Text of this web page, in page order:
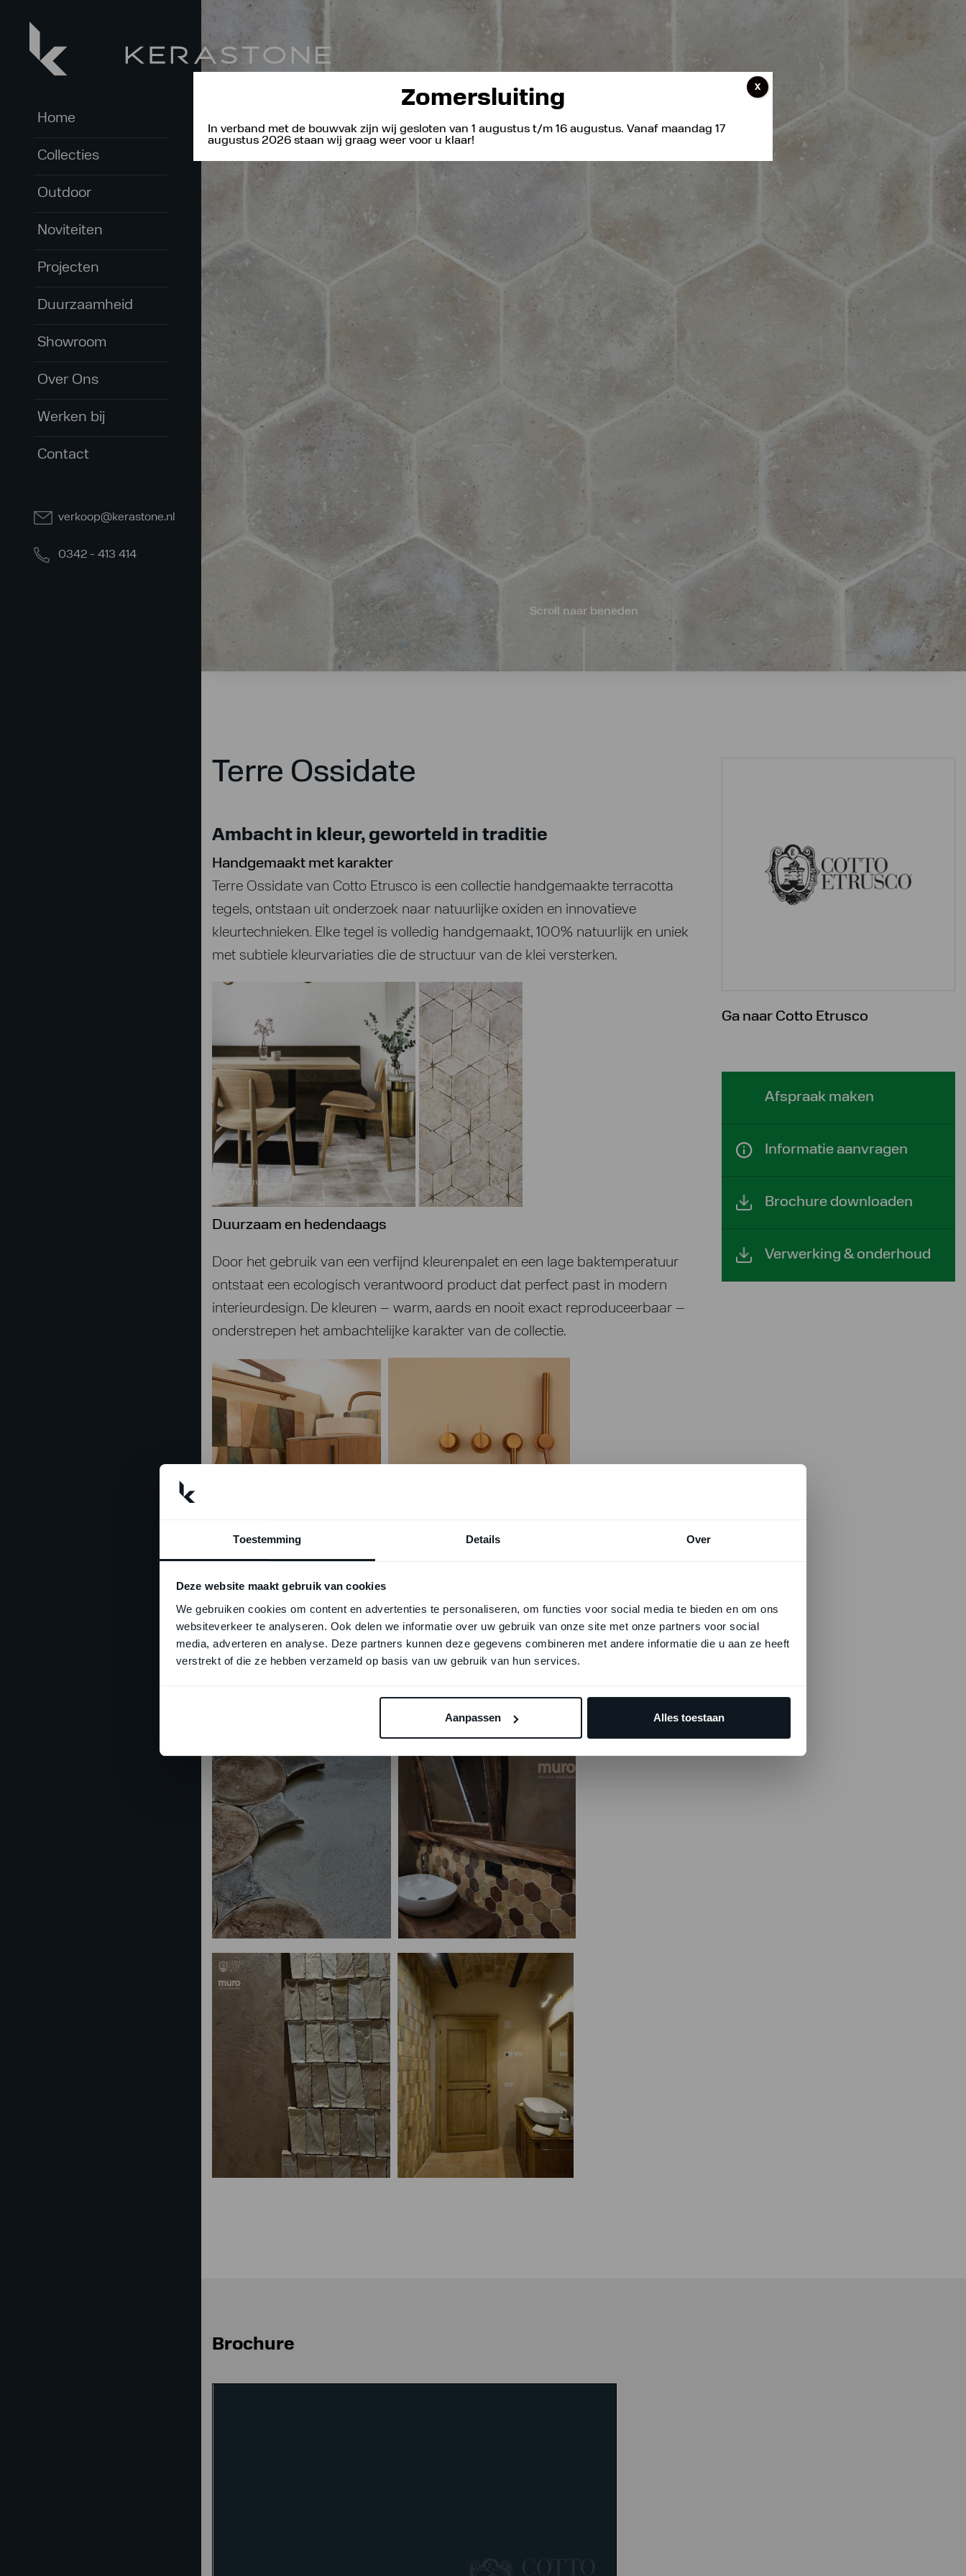
Toestemming Details Over
Deze website maakt gebruik van cookies
We gebruiken cookies om content en advertenties te personaliseren, om functies voor social media te bieden en om ons
websiteverkeer te analyseren. Ook delen we informatie over uw gebruik van onze site met onze partners voor social
media, adverteren en analyse. Deze partners kunnen deze gegevens combineren met andere informatie die u aan ze heeft
verstrekt of die ze hebben verzameld op basis van uw gebruik van hun services.
Aanpassen Alles toestaan
Home
Collecties
Outdoor
Noviteiten
Projecten
Duurzaamheid
Showroom
Over Ons
Werken bij
Contact
verkoop@kerastone.nl
0342 - 413 414
Scroll naar beneden
Terre Ossidate
Ambacht in kleur, geworteld in traditie
Handgemaakt met karakter
Terre Ossidate van Cotto Etrusco is een collectie handgemaakte terracotta
tegels, ontstaan uit onderzoek naar natuurlijke oxiden en innovatieve
kleurtechnieken. Elke tegel is volledig handgemaakt, 100% natuurlijk en uniek
met subtiele kleurvariaties die de structuur van de klei versterken.
Duurzaam en hedendaags
Door het gebruik van een verfijnd kleurenpalet en een lage baktemperatuur
ontstaat een ecologisch verantwoord product dat perfect past in modern
interieurdesign. De kleuren – warm, aards en nooit exact reproduceerbaar –
onderstrepen het ambachtelijke karakter van de collectie.
Cotto Etrusco verbindt eeuwenoude keramiektradities met hedendaagse
vormgeving. Door vergeten technieken opnieuw tot leven te brengen, ontstaan
Brochure
Ga naar Cotto Etrusco
Afspraak maken
Informatie aanvragen
Brochure downloaden
Verwerking & onderhoud
Zomersluiting
In verband met de bouwvak zijn wij gesloten van 1 augustus t/m 16 augustus. Vanaf maandag 17
augustus 2026 staan wij graag weer voor u klaar!
X